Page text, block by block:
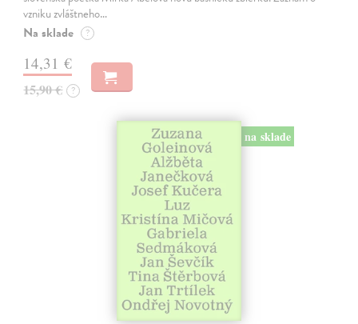
vzniku zvláštneho…
Na sklade ?
14,31 €
15,90 € ?
na sklade